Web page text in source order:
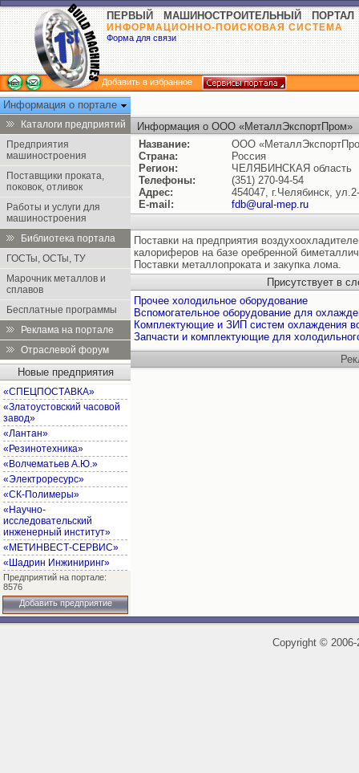
ПЕРВЫЙ МАШИНОСТРОИТЕЛЬНЫЙ ПОРТАЛ
ИНФОРМАЦИОННО-ПОИСКОВАЯ СИСТЕМА
Форма для связи
Добавить в избранное
Информация о портале
Каталоги предприятий
Предприятия
машиностроения
Поставщики проката,
поковок, отливок
Работы и услуги для
машиностроения
Библиотека портала
ГОСТы, ОСТы, ТУ
Марочник металлов и
сплавов
Бесплатные программы
Реклама на портале
Отраслевой форум
Новые предприятия
«СПЕЦПОСТАВКА»
«Златоустовский часовой
завод»
«Лантан»
«Резинотехника»
«Волчематьев А.Ю.»
«Электроресурс»
«СК-Полимеры»
«Научно-
исследовательский
инженерный институт»
«МЕТИНВЕСТ-СЕРВИС»
«Шадрин Инжиниринг»
Предприятий на портале:
8576
Добавить предприятие
Информация о ООО «МеталлЭкспортПром»
Название:
ООО
Страна:
Россия
Регион:
ЧЕЛЯБИНСКАЯ область
Телефоны:
(351) 270-94-54
Адрес:
454047, г.Челябинск,
E-mail:
fdb@ural-mep.ru
Поставки на предприятия
калориферов на базе оребренной
Поставки металлопроката и закупка лома.
Присутствует в
Прочее холодильное оборудование
Вспомогательное оборудование для
Комплектующие и ЗИП систем охлаждения
Запчасти и комплектующие для
Copyright ©